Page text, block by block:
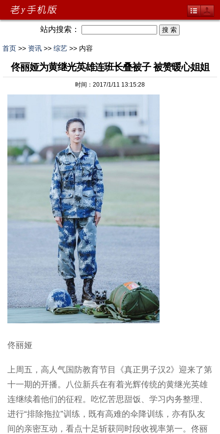
站内搜索：
首页 >> 资讯 >> 综艺 >> 内容
佟丽娅为黄继光英雄连班长叠被子 被赞暖心姐姐
时间：2017/1/11 13:15:28
佟丽娅
上周五，高人气国防教育节目《真正男子汉2》迎来了第
十一期的开播。八位新兵在有着光辉传统的黄继光英雄
连继续着他们的征程。吃忆苦思甜饭、学习内务整理、
进行“排除拖拉”训练，既有高难的伞降训练，亦有队友
间的亲密互动，看点十足斩获同时段收视率第一。佟丽